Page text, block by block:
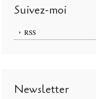
Suivez-moi
RSS
Newsletter